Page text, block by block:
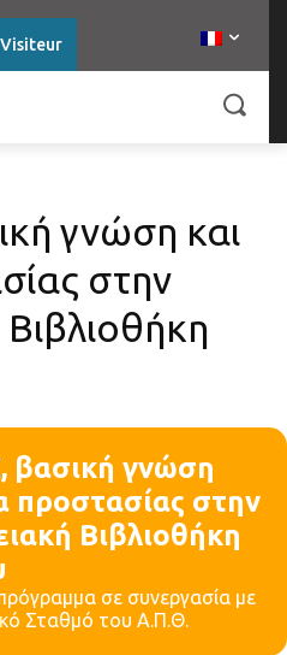
Visiteur
γνώση και
στην
βασική γνώση
προστασίας στην
Βιβλιοθήκη
σε συνεργασία με
Σταθμό του Α.Π.Θ.